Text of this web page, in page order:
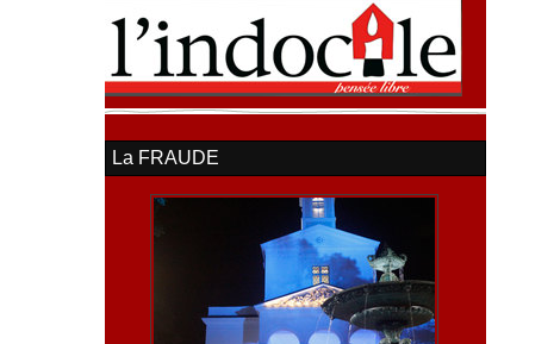
La FRAUDE